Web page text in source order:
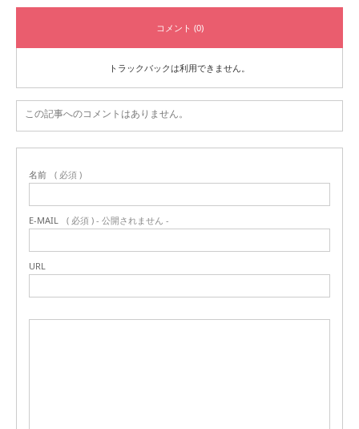
コメント (0)
トラックバックは利用できません。
この記事へのコメントはありません。
名前 ( 必須 )
E-MAIL ( 必須 ) - 公開されません -
URL